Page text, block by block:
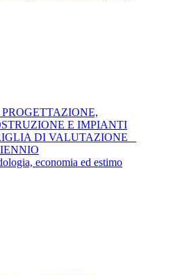
PROGETTAZIONE,
E IMPIANTI
DI VALUTAZIONE _
economia ed estimo